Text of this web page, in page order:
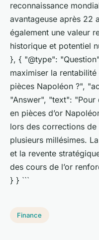
reconnaissance
avantageuse après 22
également une valeur
historique et potentiel
}, { "@type":
maximiser la
pièces Napoléon ?",
"Answer", "text": "Pour
en pièces d’or
lors des corrections
plusieurs millésimes.
et la revente
des cours de l’or
} } ```
Finance